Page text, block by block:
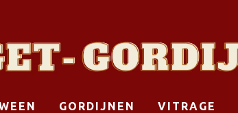
GORDIJNEN VITRAGE